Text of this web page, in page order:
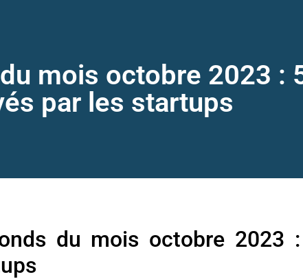
mois octobre 2023 :
par les startups
du mois octobre 2023